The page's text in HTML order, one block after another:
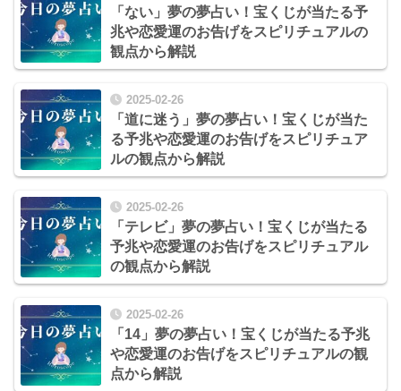
「ない」夢の夢占い！宝くじが当たる予
兆や恋愛運のお告げをスピリチュアルの
観点から解説
2025-02-26
「道に迷う」夢の夢占い！宝くじが当た
る予兆や恋愛運のお告げをスピリチュア
ルの観点から解説
2025-02-26
「テレビ」夢の夢占い！宝くじが当たる
予兆や恋愛運のお告げをスピリチュアル
の観点から解説
2025-02-26
「14」夢の夢占い！宝くじが当たる予兆
や恋愛運のお告げをスピリチュアルの観
点から解説